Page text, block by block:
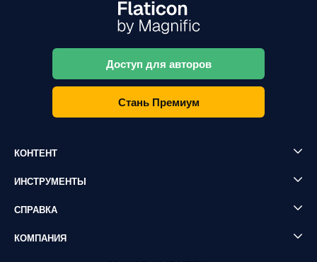
Доступ для авторов
Стань Премиум
КОНТЕНТ
ИНСТРУМЕНТЫ
СПРАВКА
КОМПАНИЯ